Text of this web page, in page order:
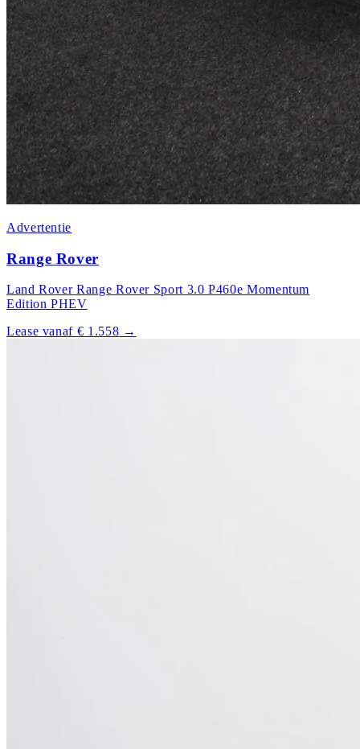
Advertentie
Range Rover
Land Rover Range Rover Sport 3.0 P460e Momentum
Edition PHEV
Lease vanaf € 1.558 →